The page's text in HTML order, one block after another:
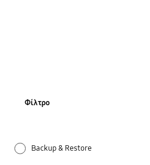
Φίλτρο
Backup & Restore